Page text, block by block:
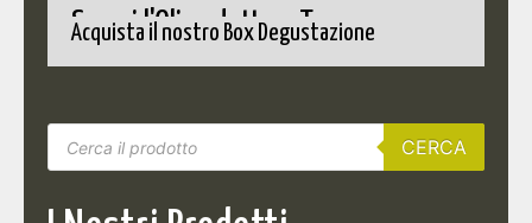
Scopri l'Olio adatto a Te
Acquista il nostro Box Degustazione
CERCA